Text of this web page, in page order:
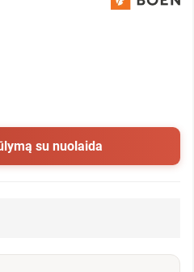
su nuolaida